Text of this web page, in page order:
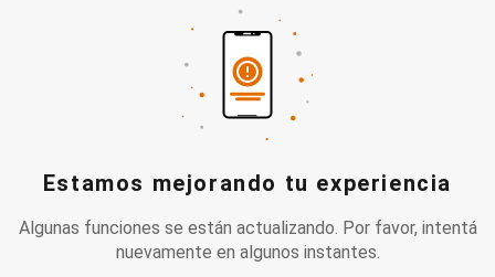
Estamos mejorando tu experiencia
Algunas funciones se están actualizando. Por favor, intentá
nuevamente en algunos instantes.